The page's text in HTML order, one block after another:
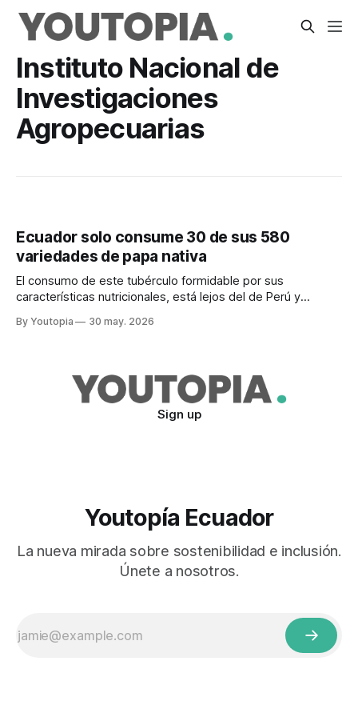
Instituto Nacional de
Investigaciones
Agropecuarias
Ecuador solo consume 30 de sus 580
variedades de papa nativa
El consumo de este tubérculo formidable por sus
características nutricionales, está lejos del de Perú y
preocupantes
By Youtopia 30 may. 2026
Sign up
Youtopía Ecuador
La nueva mirada sobre sostenibilidad e inclusión.
Únete a nosotros.